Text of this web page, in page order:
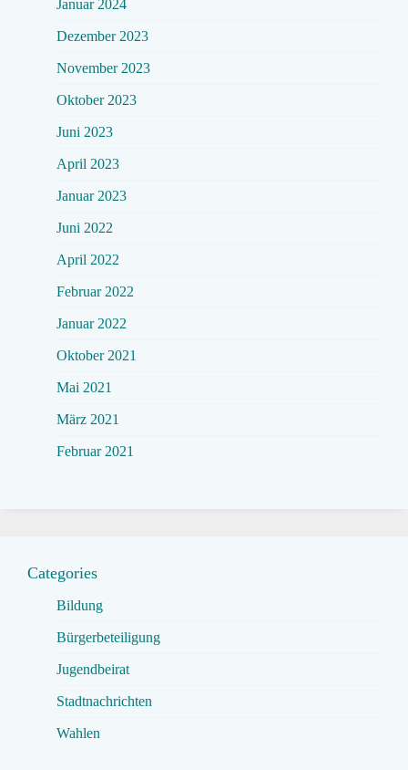
Januar 2024
Dezember 2023
November 2023
Oktober 2023
Juni 2023
April 2023
Januar 2023
Juni 2022
April 2022
Februar 2022
Januar 2022
Oktober 2021
Mai 2021
März 2021
Februar 2021
Categories
Bildung
Bürgerbeteiligung
Jugendbeirat
Stadtnachrichten
Wahlen